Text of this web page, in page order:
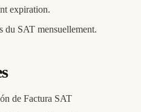
expiration.
du SAT mensuellement.
de Factura SAT